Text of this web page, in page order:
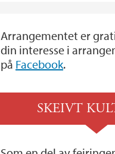
Arrangementet er
din interesse i
på Facebook.
SKEIVT